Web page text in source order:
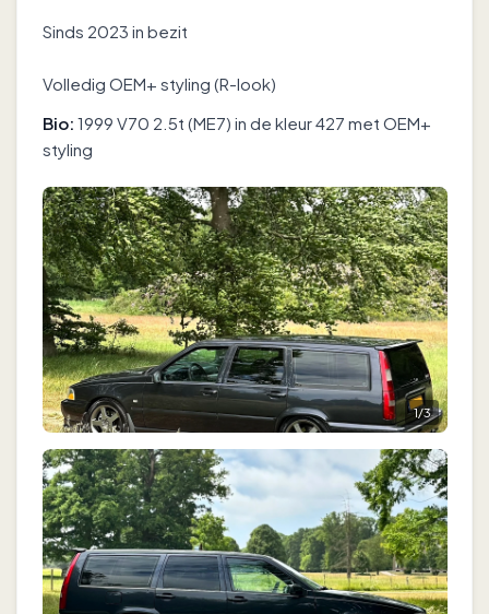
Sinds 2023 in bezit
Volledig OEM+ styling (R-look)
Bio: 1999 V70 2.5t (ME7) in de kleur 427 met OEM+
styling
1/3